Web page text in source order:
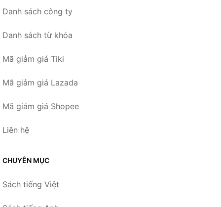
Danh sách công ty
Danh sách từ khóa
Mã giảm giá Tiki
Mã giảm giá Lazada
Mã giảm giá Shopee
Liên hệ
CHUYÊN MỤC
Sách tiếng Việt